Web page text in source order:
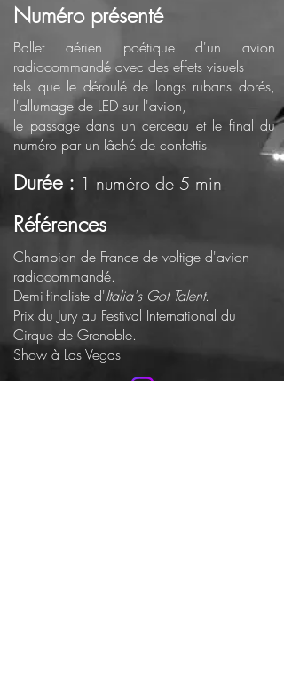
Numéro présenté
Ballet aérien poétique d'un avion
radiocommandé avec des effets visuels
tels que le déroulé de longs rubans dorés,
l'allumage de LED sur l'avion,
le passage dans un cerceau et le final du
numéro par un lâché de confettis.
Durée : 1 numéro de 5 min
Références
Champion de France de voltige d'avion
radiocommandé.
Demi-finaliste d'Italia's Got Talent.
Prix du Jury au Festival International du
Cirque de Grenoble.
Show à Las Vegas